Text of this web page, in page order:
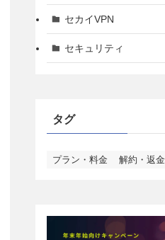
セカイVPN
セキュリティ
タグ
プラン・料金 解約・返金